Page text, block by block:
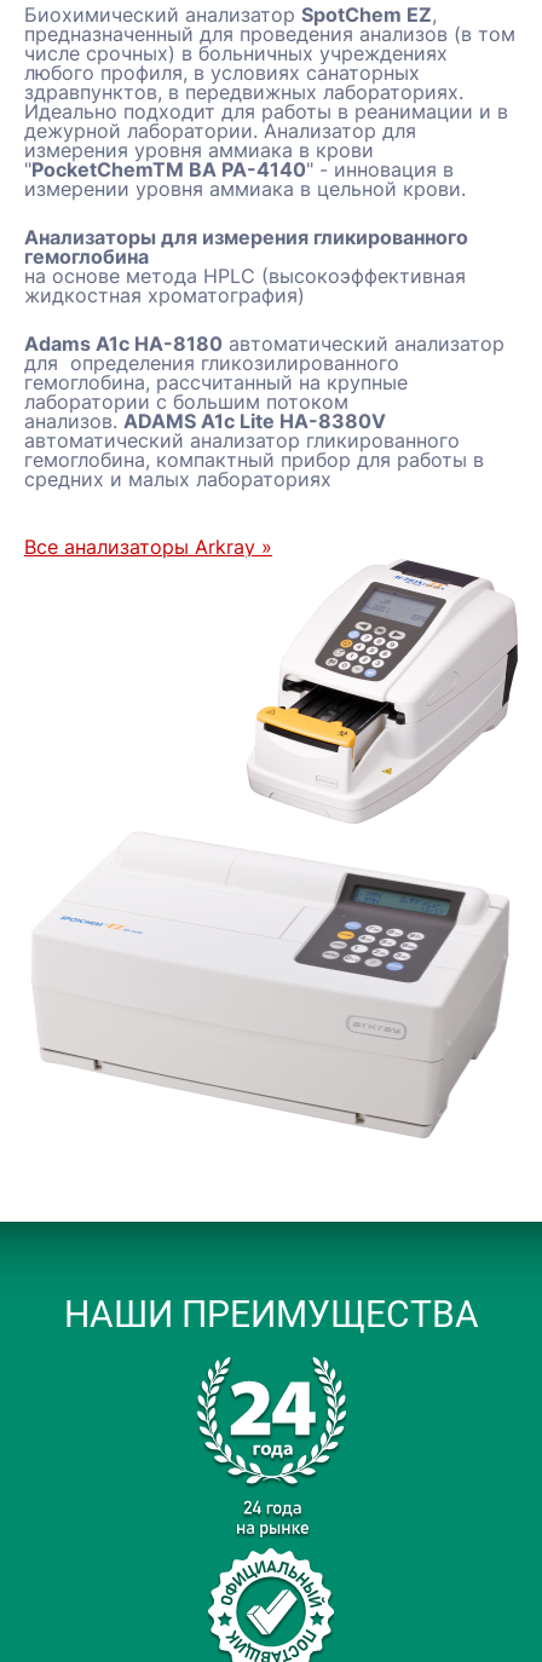
Биохимический анализатор SpotChem EZ,
предназначенный для проведения анализов (в том
числе срочных) в больничных учреждениях
любого профиля, в условиях санаторных
здравпунктов, в передвижных лабораториях.
Идеально подходит для работы в реанимации и в
дежурной лаборатории. Анализатор для
измерения уровня аммиака в крови
"PocketChemTM BA PA-4140" - инновация в
измерении уровня аммиака в цельной крови.
Анализаторы для измерения гликированного
гемоглобина
на основе метода HPLC (высокоэффективная
жидкостная хроматография)
Adams A1c HA-8180 автоматический анализатор
для определения гликозилированного
гемоглобина, рассчитанный на крупные
лаборатории с большим потоком
анализов. ADAMS A1c Lite HA-8380V
автоматический анализатор гликированного
гемоглобина, компактный прибор для работы в
средних и малых лабораториях
Все анализаторы Arkray »
НАШИ ПРЕИМУЩЕСТВА